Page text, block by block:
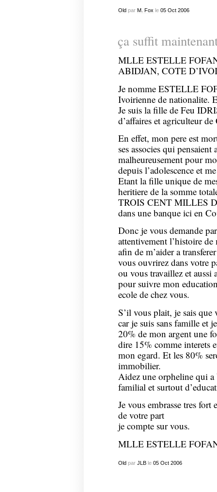
Oldpar M. Fox le 05 Oct 2006
ça suffit
MLLE ESTELLE
ABIDJAN, COTE
Je nomme ESTELLE
Ivoirienne de nationalite.
Je suis la fille de Feu
d’affaires et agriculteur
En effet, mon pere est
ses associes qui
malheureusement pour
depuis l’adolescence et
Etant la fille unique de
heritiere de la somme
TROIS CENT MILLES
dans une banque ici en
Donc je vous demande
attentivement l’histoire
afin de m’aider a
vous ouvrirez dans votre
ou vous travaillez et aussi
pour suivre mon
ecole de chez vous.
S’il vous plait, je sais
car je suis sans famille et
20% de mon argent une
dire 15% comme interets
mon egard. Et les 80%
immobilier.
Aidez une orpheline qui a
familial et surtout
Je vous embrasse tres fort
de votre part
je compte sur vous.
MLLE ESTELLE
Oldpar JLBle 05 Oct 2006